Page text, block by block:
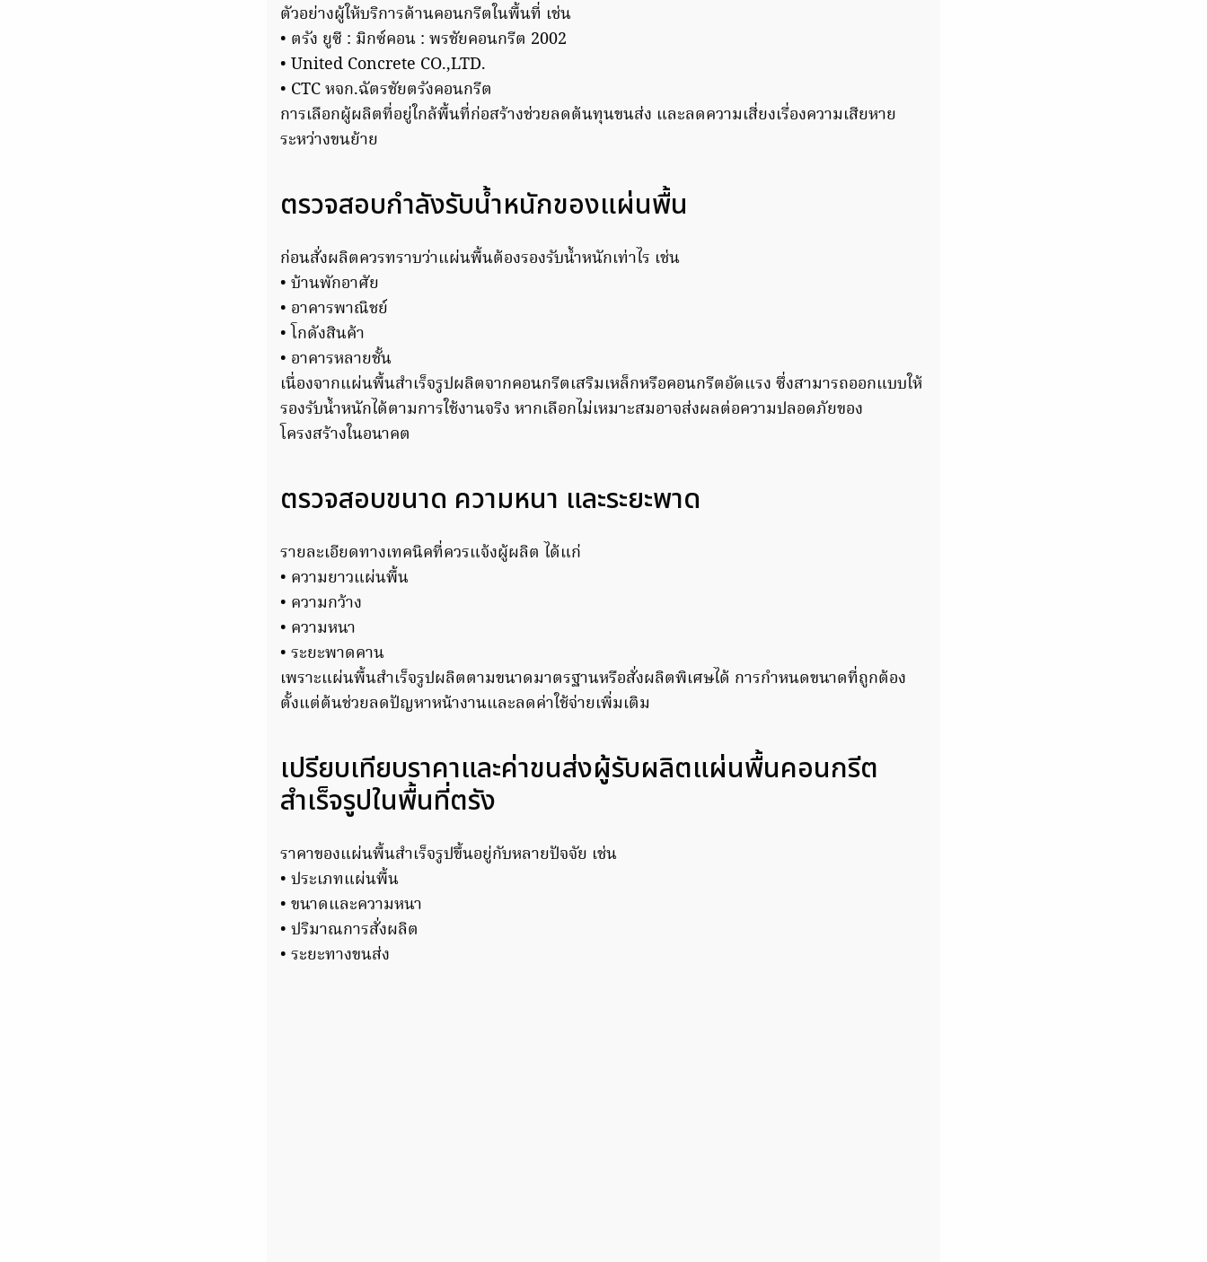
ตัวอย่างผู้ให้บริการด้านคอนกรีตในพื้นที่ เช่น
• ตรัง ยูซี : มิกซ์คอน : พรชัยคอนกรีต 2002
• United Concrete CO.,LTD.
• CTC หจก.ฉัตรชัยตรังคอนกรีต
การเลือกผู้ผลิตที่อยู่ใกล้พื้นที่ก่อสร้างช่วยลดต้นทุนขนส่ง และลดความเสี่ยงเรื่องความเสียหาย
ระหว่างขนย้าย
ตรวจสอบกำลังรับน้ำหนักของแผ่นพื้น
ก่อนสั่งผลิตควรทราบว่าแผ่นพื้นต้องรองรับน้ำหนักเท่าไร เช่น
• บ้านพักอาศัย
• อาคารพาณิชย์
• โกดังสินค้า
• อาคารหลายชั้น
เนื่องจากแผ่นพื้นสำเร็จรูปผลิตจากคอนกรีตเสริมเหล็กหรือคอนกรีตอัดแรง ซึ่งสามารถออกแบบให้
รองรับน้ำหนักได้ตามการใช้งานจริง หากเลือกไม่เหมาะสมอาจส่งผลต่อความปลอดภัยของ
โครงสร้างในอนาคต
ตรวจสอบขนาด ความหนา และระยะพาด
รายละเอียดทางเทคนิคที่ควรแจ้งผู้ผลิต ได้แก่
• ความยาวแผ่นพื้น
• ความกว้าง
• ความหนา
• ระยะพาดคาน
เพราะแผ่นพื้นสำเร็จรูปผลิตตามขนาดมาตรฐานหรือสั่งผลิตพิเศษได้ การกำหนดขนาดที่ถูกต้อง
ตั้งแต่ต้นช่วยลดปัญหาหน้างานและลดค่าใช้จ่ายเพิ่มเติม
เปรียบเทียบราคาและค่าขนส่งผู้รับผลิตแผ่นพื้นคอนกรีต
สำเร็จรูปในพื้นที่ตรัง
ราคาของแผ่นพื้นสำเร็จรูปขึ้นอยู่กับหลายปัจจัย เช่น
• ประเภทแผ่นพื้น
• ขนาดและความหนา
• ปริมาณการสั่งผลิต
• ระยะทางขนส่ง